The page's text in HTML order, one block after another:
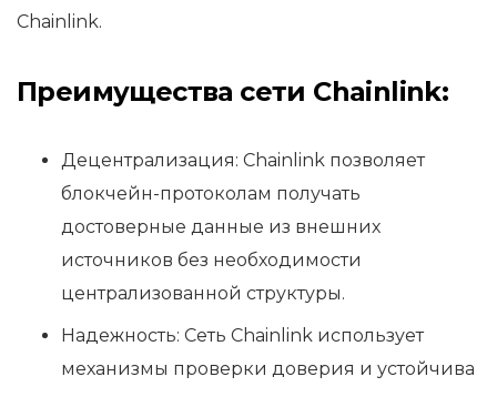
Chainlink.
Преимущества сети Chainlink:
Децентрализация: Chainlink позволяет
блокчейн-протоколам получать
достоверные данные из внешних
источников без необходимости
централизованной структуры.
Надежность: Сеть Chainlink использует
механизмы проверки доверия и устойчива